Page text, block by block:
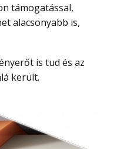
támogatással,
alacsonyabb is,
került.